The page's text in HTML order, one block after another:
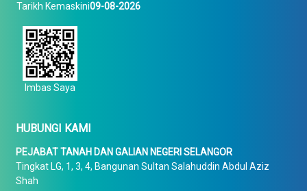
Tarikh Kemaskini09-08-2026
Imbas Saya
HUBUNGI KAMI
PEJABAT TANAH DAN GALIAN NEGERI SELANGOR
Tingkat LG, 1, 3, 4, Bangunan Sultan Salahuddin Abdul Aziz
Shah